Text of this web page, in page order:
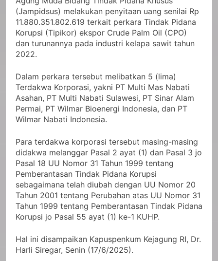
(Jampidsus) melakukan penyitaan uang senilai Rp
11.880.351.802.619 terkait perkara Tindak Pidana
Korupsi (Tipikor) ekspor Crude Palm Oil (CPO)
dan turunannya pada industri kelapa sawit tahun
2022.
Dalam perkara tersebut melibatkan 5 (lima)
Terdakwa Korporasi, yakni PT Multi Mas Nabati
Asahan, PT Multi Nabati Sulawesi, PT Sinar Alam
Permai, PT Wilmar Bioenergi Indonesia, dan PT
Wilmar Nabati Indonesia.
Para terdakwa korporasi tersebut masing-masing
didakwa melanggar Pasal 2 ayat (1) dan Pasal 3 jo
Pasal 18 UU Nomor 31 Tahun 1999 tentang
Pemberantasan Tindak Pidana Korupsi
sebagaimana telah diubah dengan UU Nomor 20
Tahun 2001 tentang Perubahan atas UU Nomor 31
Tahun 1999 tentang Pemberantasan Tindak Pidana
Korupsi jo Pasal 55 ayat (1) ke-1 KUHP.
Hal ini disampaikan Kapuspenkum Kejagung RI, Dr.
Harli Siregar, Senin (17/6/2025).